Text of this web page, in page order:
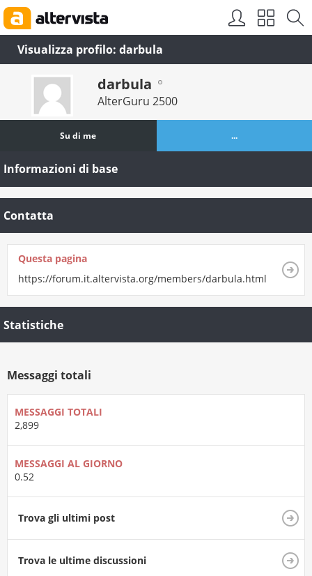
Visualizza profilo: darbula
darbula
AlterGuru 2500
Su di me ...
Informazioni di base
Contatta
Questa pagina
https://forum.it.altervista.org/members/darbula.html
Statistiche
Messaggi totali
MESSAGGI TOTALI
2,899
MESSAGGI AL GIORNO
0.52
Trova gli ultimi post
Trova le ultime discussioni